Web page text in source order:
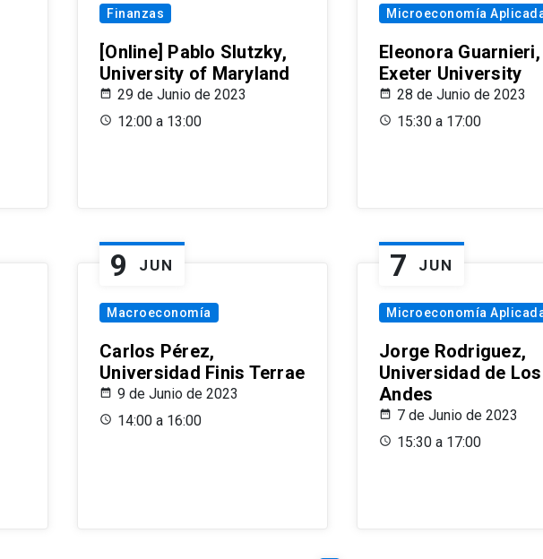
Finanzas
[Online] Pablo Slutzky,
University of Maryland
29 de Junio de 2023
12:00 a 13:00
Microeconomía
Eleonora Guarnieri,
Exeter University
28 de Junio de 2023
15:30 a 17:00
9 JUN
Macroeconomía
Carlos Pérez,
Universidad Finis Terrae
9 de Junio de 2023
14:00 a 16:00
7 JUN
Microeconomía
Jorge Rodriguez,
Universidad de Los
Andes
7 de Junio de 2023
15:30 a 17:00